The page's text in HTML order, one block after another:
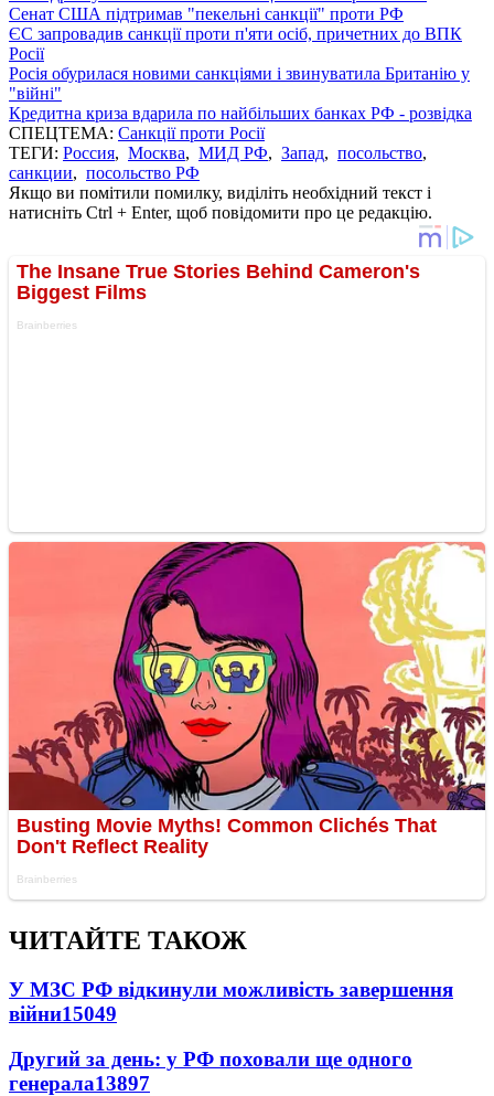
Сенат США підтримав "пекельні санкції" проти РФ
ЄС запровадив санкції проти п'яти осіб, причетних до ВПК
Росії
Росія обурилася новими санкціями і звинуватила Британію у
"війні"
Кредитна криза вдарила по найбільших банках РФ - розвідка
СПЕЦТЕМА: Санкції проти Росії
ТЕГИ: Россия, Москва, МИД РФ, Запад, посольство,
санкции, посольство РФ
Якщо ви помітили помилку, виділіть необхідний текст і
натисніть Ctrl + Enter, щоб повідомити про це редакцію.
ЧИТАЙТЕ ТАКОЖ
У МЗС РФ відкинули можливість завершення
війни15049
Другий за день: у РФ поховали ще одного
генерала13897